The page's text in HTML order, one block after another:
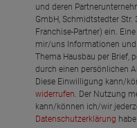
und deren
GmbH, Schmidtstedter
Franchise-Partner) ein.
mir/uns Informationen
Thema Hausbau per Brief,
durch einen persönlichen
Diese Einwilligung kann/
widerrufen . Der Nutzung
kann/können ich/wir
Datenschutzerklärung